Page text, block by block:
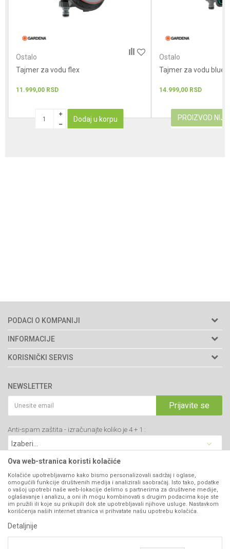
Ostalo
Tajmer za vodu flex
11.999,00 RSD
Dodaj u korpu
Ostalo
Tajmer za vodu
14.999,00 RSD
PROIZVOD
PODACI O KOMPANIJI
Agromarket doo
Adresa: Kraljevačkog bataljona 235/2
34000 Kragujevac, Srbija
webshop@agromarket.rs
PIB: 102135221
Matični broj: 07593252
INFORMACIJE
O nama
Prodavnice
Brendovi
Katalozi
Blog
Najčešća pitanja
KORISNIČKI SERVIS
Politika privatnosti
Kako kupiti
Isporuka
Click & Collect
Načini plaćanja
Plaćanje karticama
Web kredit Raiffeisen banke
Pravo na odustajanje
Reklamacije
Zamena artikala
NEWSLETTER
Prijavite se
Anti-spam zaštita - izračunajte koliko je 4 + 1 :
VIBER I SMS NEWSLETTER
Prijavite se
PRATITE NAS
Ova web-stranica koristi kolačiće
Kolačiće upotrebljavamo kako bismo personalizovali sadržaj i oglase,
omogućili funkcije društvenih medija i analizirali saobraćaj. Isto tako, podatke
o vašoj upotrebi naše web-lokacije delimo s partnerima za društvene medije,
oglašavanje i analizu, a oni ih mogu kombinovati s drugim podacima koje ste
im pružili ili koje su prikupili dok ste upotrebljavali njihove usluge. Nastavkom
korišćenja naših internet stranica vi prihvatate našu upotrebu kolačića.
Detaljnije